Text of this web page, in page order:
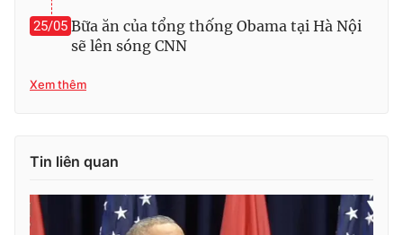
25/05 Bữa ăn của tổng thống Obama tại Hà Nội
sẽ lên sóng CNN
Xem thêm
Tin liên quan